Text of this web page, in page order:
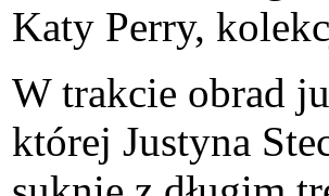
Katy Perry,
W trakcie obrad
której Justyna